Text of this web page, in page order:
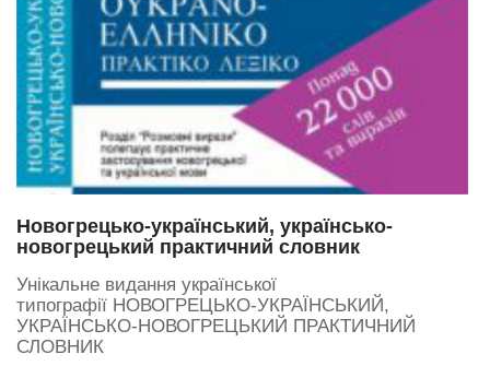
Новогрецько-український, українсько-
новогрецький практичний словник
Унікальне видання української
типографії НОВОГРЕЦЬКО-УКРАЇНСЬКИЙ,
УКРАЇНСЬКО-НОВОГРЕЦЬКИЙ ПРАКТИЧНИЙ
СЛОВНИК